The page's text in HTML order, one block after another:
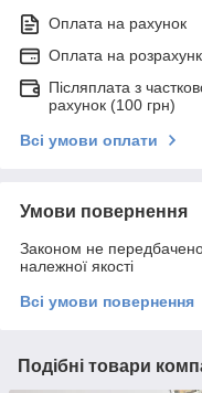
Оплата на рахунок
Оплата на
Післяплата з
рахунок (100 грн)
Всі умови оплати
Умови повернення
Законом не
належної якості
Всі умови повернення
Подібні товари